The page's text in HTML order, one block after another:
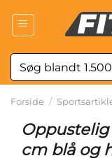
Søg
efter:
Forside /
Oppustelig
cm blå og